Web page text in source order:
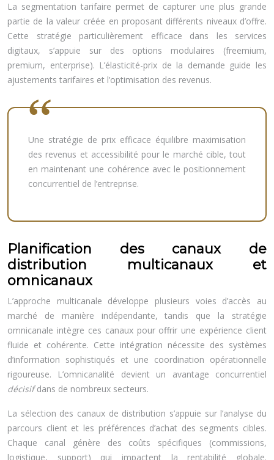
La segmentation tarifaire permet de capturer une plus grande
partie de la valeur créée en proposant différents niveaux d’offre.
Cette stratégie particulièrement efficace dans les services
digitaux, s’appuie sur des options modulaires (freemium,
premium, enterprise). L’élasticité-prix de la demande guide les
ajustements tarifaires et l’optimisation des revenus.
Une stratégie de prix efficace équilibre maximisation
des revenus et accessibilité pour le marché cible, tout
en maintenant une cohérence avec le positionnement
concurrentiel de l’entreprise.
Planification des canaux de
distribution multicanaux et
omnicanaux
L’approche multicanale développe plusieurs voies d’accès au
marché de manière indépendante, tandis que la stratégie
omnicanale intègre ces canaux pour offrir une expérience client
fluide et cohérente. Cette intégration nécessite des systèmes
d’information sophistiqués et une coordination opérationnelle
rigoureuse. L’omnicanalité devient un avantage concurrentiel
décisifdans de nombreux secteurs.
La sélection des canaux de distribution s’appuie sur l’analyse du
parcours client et les préférences d’achat des segments cibles.
Chaque canal génère des coûts spécifiques (commissions,
logistique, support) qui impactent la rentabilité globale.